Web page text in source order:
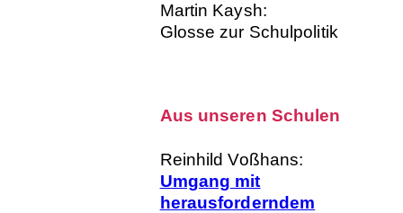
Martin Kaysh:
Glosse zur Schulpolitik
Aus unseren Schulen
Reinhild Voßhans:
Umgang mit
herausforderndem